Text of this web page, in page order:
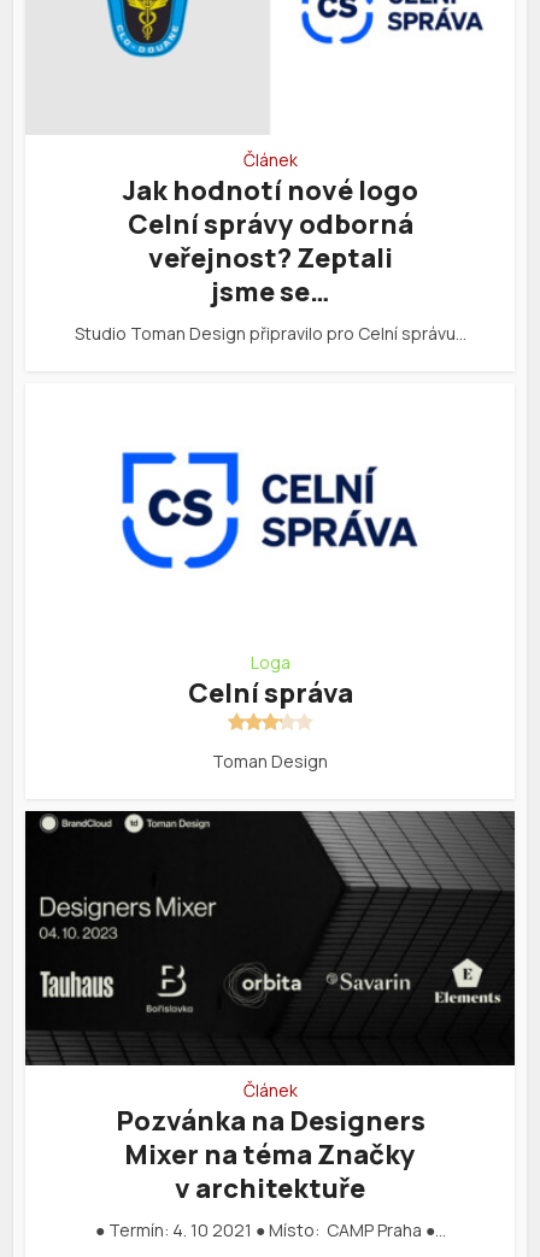
Článek
Jak hodnotí nové logo
Celní správy odborná
veřejnost? Zeptali
jsme se…
Studio Toman Design připravilo pro Celní správu…
Loga
Celní správa
Toman Design
Článek
Pozvánka na Designers
Mixer na téma Značky
v architektuře
● Termín: 4. 10 2021 ● Místo: CAMP Praha ●…